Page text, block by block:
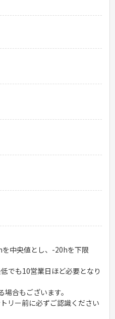
中央値とし、-20hを下限
でも10営業日ほど必要となり
合もございます。
リー前に必ずご認識ください